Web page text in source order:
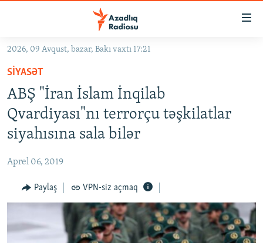
Əsas
qayıt
Əsas
naviqasiyaya
qayıt
Axtarışa
GÜNDƏM
#İZAHLA
KORRUPSIOMETR
#ƏSLINDƏ
QANUNI DOĞRU
ARAŞDIRMA
MULTIMEDIA
VIDEO
RADIO ARXIV
2026, 09 Avqust, bazar, Bakı vaxtı 17:21
SIYASƏT
ABŞ "İran İslam İnqilab
Qvardiyası"nı terrorçu təşkilatlar
siyahısına sala bilər
Aprel 06, 2019
Paylaş VPN-siz açmaq